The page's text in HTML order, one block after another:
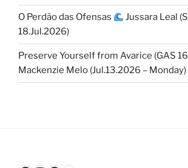
O Perdão das Ofensas
Jussara Leal
18.Jul.2026)
Preserve Yourself from Avarice (GAS
Mackenzie Melo (Jul.13.2026 – Monday)